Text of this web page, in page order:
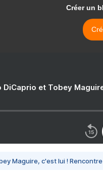
Créer un
DiCaprio et Tobey
Maguire, c'est lui !